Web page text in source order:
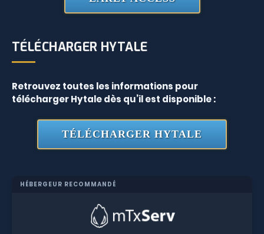
TÉLÉCHARGER HYTALE
Retrouvez toutes les informations pour
télécharger Hytale dès qu’il est disponible :
TÉLÉCHARGER HYTALE
HÉBERGEUR RECOMMANDÉ